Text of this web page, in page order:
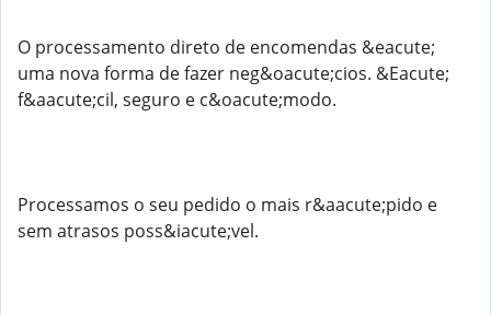
O processamento direto de encomendas &eacute;
uma nova forma de fazer neg&oacute;cios. &Eacute;
f&aacute;cil, seguro e c&oacute;modo.
Processamos o seu pedido o mais r&aacute;pido e
sem atrasos poss&iacute;vel.